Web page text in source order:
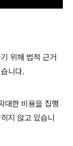
위해 법적 근거
니다.
대한 비용을 집행
지 않고 있습니